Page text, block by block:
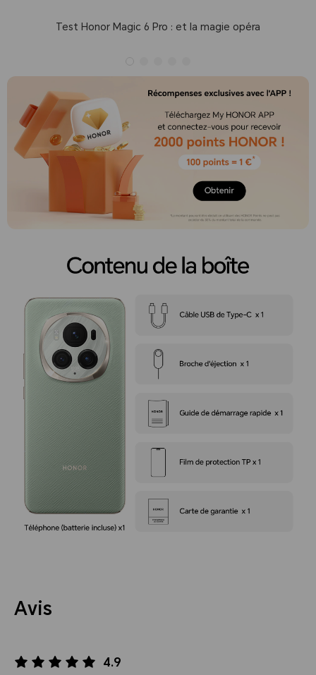
Test Honor Magic 6 Pro : et la magie opéra
Avis
4.9